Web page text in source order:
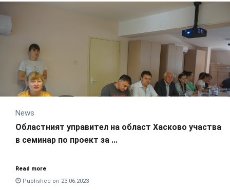
News
Областният управител на област Хасково участва
в семинар по проект за ...
Read more
Published on 23.06.2023